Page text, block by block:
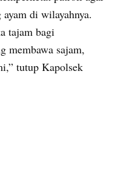
di wilayahnya.
tajam bagi
membawa sajam,
tutup Kapolsek